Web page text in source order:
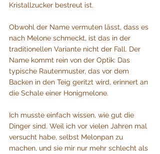
Kristallzucker bestreut ist.
Obwohl der Name vermuten lässt, dass es
nach Melone schmeckt, ist das in der
traditionellen Variante nicht der Fall. Der
Name kommt rein von der Optik: Das
typische Rautenmuster, das vor dem
Backen in den Teig geritzt wird, erinnert an
die Schale einer Honigmelone.
Ich musste einfach wissen, wie gut die
Dinger sind. Weil ich vor vielen Jahren mal
versucht habe, selbst Melonpan zu
machen, und sie mir nur mehr schlecht als